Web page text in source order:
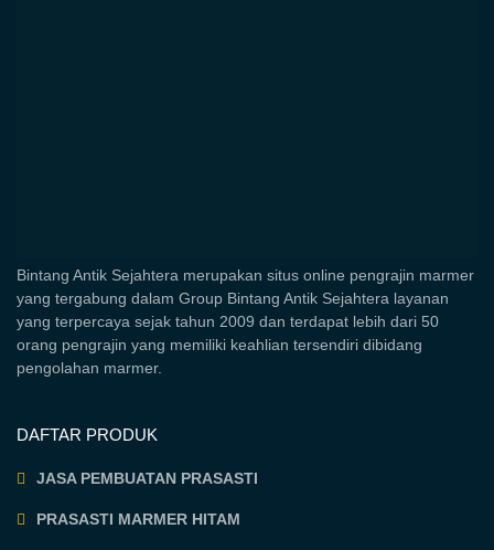
Bintang Antik Sejahtera merupakan situs online pengrajin marmer
yang tergabung dalam Group Bintang Antik Sejahtera layanan
yang terpercaya sejak tahun 2009 dan terdapat lebih dari 50
orang pengrajin yang memiliki keahlian tersendiri dibidang
pengolahan marmer.
DAFTAR PRODUK
JASA PEMBUATAN PRASASTI
PRASASTI MARMER HITAM